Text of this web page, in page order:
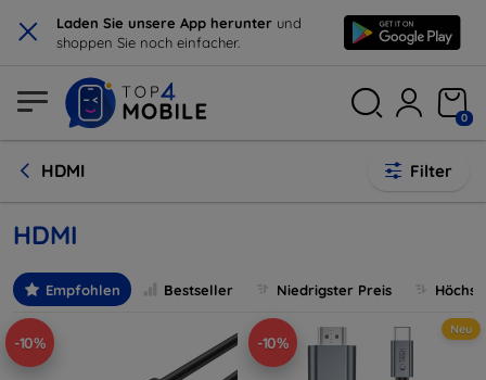
× Laden Sie unsere App herunter und
shoppen Sie noch einfacher.
0
HDMI Filter
HDMI
Empfohlen Bestseller Niedrigster Preis
-10% -10%
Neu